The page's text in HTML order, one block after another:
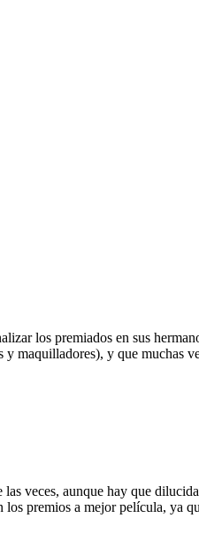
los premiados en sus
maquilladores), y que muchas
veces, aunque hay que
premios a mejor película, ya